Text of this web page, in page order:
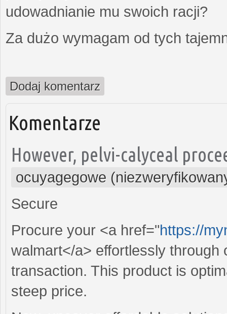
udowadnianie mu swoich racji?
Za dużo wymagam od tych
Dodaj komentarz
Komentarze
However, pelvi-calyceal
ocuyagegowe
Secure
Procure your <a href="https://
walmart</a> effortlessly
transaction. This product is
steep price.